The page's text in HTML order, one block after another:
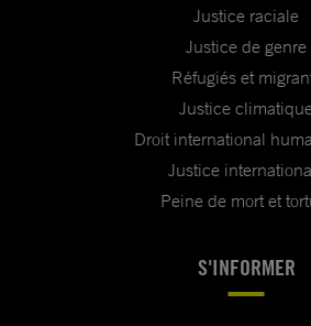
Justice raciale
Justice de genre
Réfugiés et
Justice
Droit international
Justice
Peine de mort et
S'INFORMER